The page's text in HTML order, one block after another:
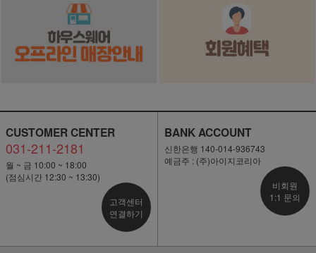
CUSTOMER CENTER
031-211-2181
월 ~ 금 10:00 ~ 18:00
(점심시간 12:30 ~ 13:30)
고객센터
연결하기
BANK ACCOUNT
신한은행 140-014-936743
예금주 : (주)아이지코리아
비회원
1:1 문의